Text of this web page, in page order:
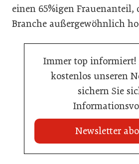
einen 65%igen Frauenanteil,
Branche außergewöhnlich
Immer top informiert!
kostenlos unseren
sichern Sie
Newsletter